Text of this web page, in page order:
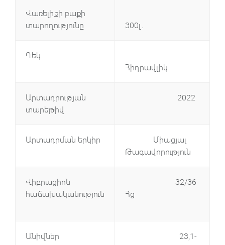
Վառելիքի բաքի
տարողությունը
300լ.
Ղեկ
Հիդրավլիկ
Արտադրության
տարեթիվ
2022
Արտադրման երկիր
Միացյալ
Թագավորություն
Վիբրացիոն
հաճախականություն
32/36
Հց
Անիվներ
23,1-